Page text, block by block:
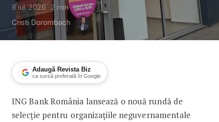
8 iul. 2026 2 min
Cristi Dorombach
Adaugă Revista Biz
ca sursă preferată în Google
ONG-urile pot aplica pentru a fi
ING Bank România lansează o nouă rundă de
selecție pentru organizațiile neguvernamentale